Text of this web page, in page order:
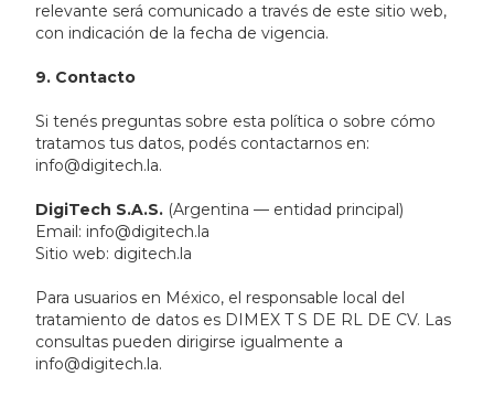
relevante será comunicado a través de este sitio web,
con indicación de la fecha de vigencia.
9. Contacto
Si tenés preguntas sobre esta política o sobre cómo
tratamos tus datos, podés contactarnos en:
info@digitech.la.
DigiTech S.A.S. (Argentina — entidad principal)
Email: info@digitech.la
Sitio web: digitech.la
Para usuarios en México, el responsable local del
tratamiento de datos es DIMEX T S DE RL DE CV. Las
consultas pueden dirigirse igualmente a
info@digitech.la.